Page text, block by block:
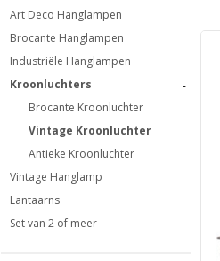
Art Deco Hanglampen
Brocante Hanglampen
Industriële Hanglampen
Kroonluchters
-
Brocante Kroonluchter
Vintage Kroonluchter
Antieke Kroonluchter
Vintage Hanglamp
Lantaarns
Set van 2 of meer